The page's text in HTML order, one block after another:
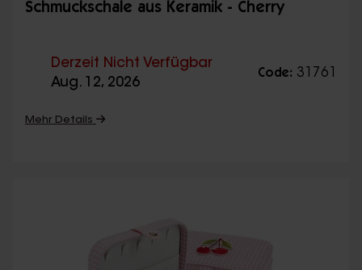
Schmuckschale aus Keramik - Cherry
Derzeit Nicht Verfügbar
Aug. 12, 2026
Code: 31761
Mehr Details